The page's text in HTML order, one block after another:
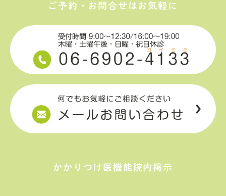
ご予約・お問合せはお気軽に
かかりつけ医機能院内掲示